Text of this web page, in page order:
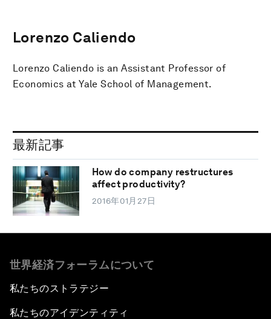
Lorenzo Caliendo
Lorenzo Caliendo is an Assistant Professor of
Economics at Yale School of Management.
最新記事
How do company restructures
affect productivity?
2016年01月27日
世界経済フォーラムについて
私たちのストラテジー
私たちのアイデンティティ